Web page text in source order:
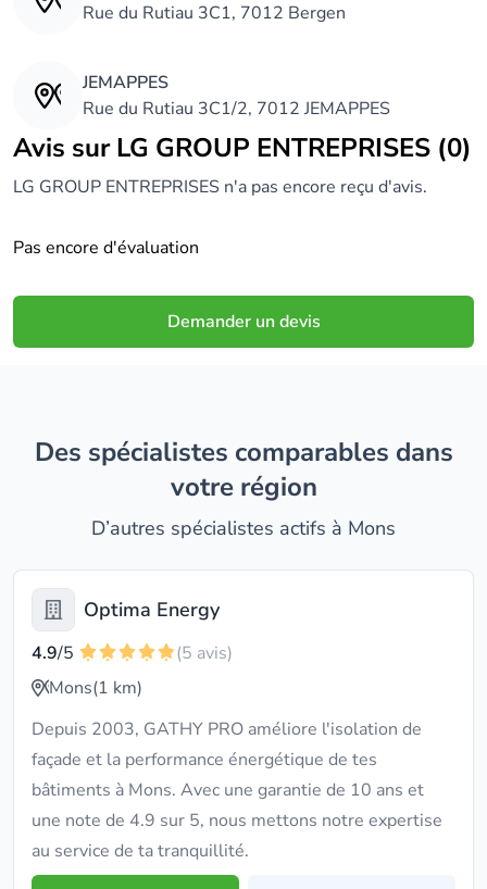
Rue du Rutiau 3C1, 7012 Bergen
JEMAPPES
Rue du Rutiau 3C1/2, 7012 JEMAPPES
Avis sur LG GROUP ENTREPRISES (0)
LG GROUP ENTREPRISES n'a pas encore reçu d'avis.
Pas encore d'évaluation
Demander un devis
Des spécialistes comparables dans
votre région
D’autres spécialistes actifs à Mons
Optima Energy
4.9/5
(5 avis)
Mons(1 km)
Depuis 2003, GATHY PRO améliore l'isolation de
façade et la performance énergétique de tes
bâtiments à Mons. Avec une garantie de 10 ans et
une note de 4.9 sur 5, nous mettons notre expertise
au service de ta tranquillité.